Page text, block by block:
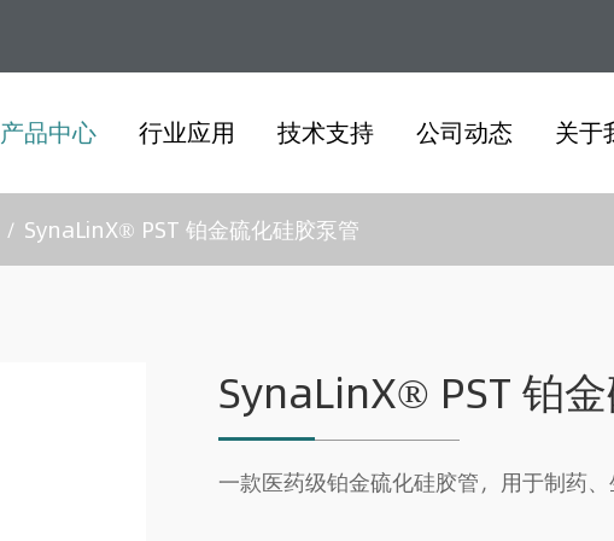
产品中心 行业应用 技术支持 公司动态 关于
SynaLinX® PST 铂金硫化硅胶泵管
SynaLinX® PST 铂
一款医药级铂金硫化硅胶管，用于制药